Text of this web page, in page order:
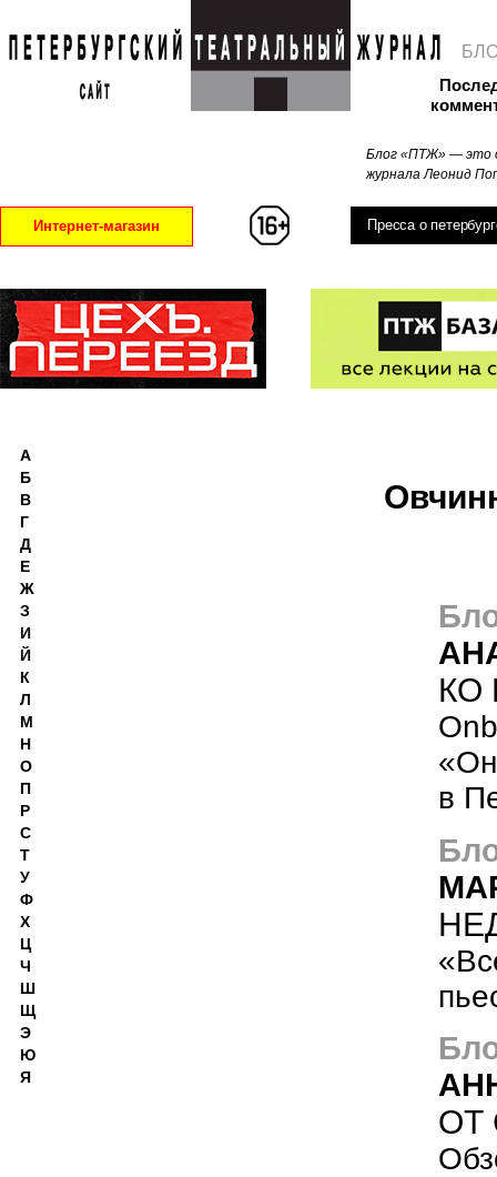
Блог «ПТЖ» — это
журнала Леонид
Интернет-магазин Пресса о
КО
в
ОТ
А
Б
В
Г
Д
Е
Ж
З
И
Й
К
Л
М
Н
О
П
Р
С
Т
У
Ф
Х
Ц
Ч
Ш
Щ
Э
Ю
Я